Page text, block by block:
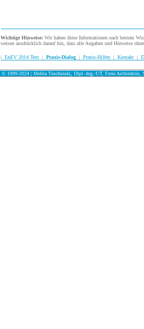
Wichtige Hinweise: Wir haben diese Informationen nach bestem
weisen ausdrücklich darauf hin, dass alle Angaben und Hinweise
| EnEV 2014 Text | Praxis-Dialog | Praxis-Hilfen | Kontakt |
© 1999-2024 | Melita Tuschinski, Dipl.-Ing./UT, Freie Architektin,